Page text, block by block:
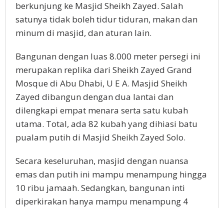
berkunjung ke Masjid Sheikh Zayed. Salah
satunya tidak boleh tidur tiduran, makan dan
minum di masjid, dan aturan lain.
Bangunan dengan luas 8.000 meter persegi ini
merupakan replika dari Sheikh Zayed Grand
Mosque di Abu Dhabi, U E A. Masjid Sheikh
Zayed dibangun dengan dua lantai dan
dilengkapi empat menara serta satu kubah
utama. Total, ada 82 kubah yang dihiasi batu
pualam putih di Masjid Sheikh Zayed Solo.
Secara keseluruhan, masjid dengan nuansa
emas dan putih ini mampu menampung hingga
10 ribu jamaah. Sedangkan, bangunan inti
diperkirakan hanya mampu menampung 4